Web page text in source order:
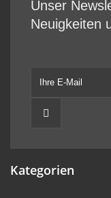
Unser
Neuigkeiten
Kategorien